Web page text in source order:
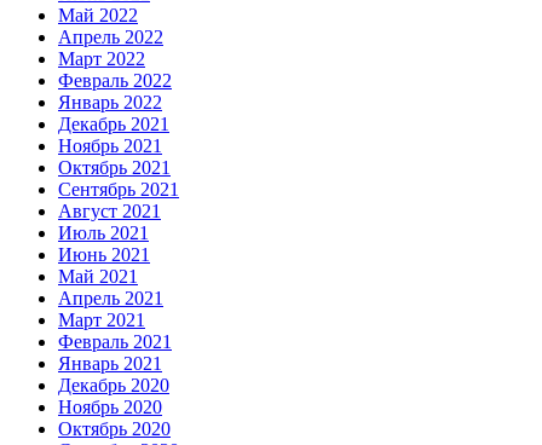
Май 2022
Апрель 2022
Март 2022
Февраль 2022
Январь 2022
Декабрь 2021
Ноябрь 2021
Октябрь 2021
Сентябрь 2021
Август 2021
Июль 2021
Июнь 2021
Май 2021
Апрель 2021
Март 2021
Февраль 2021
Январь 2021
Декабрь 2020
Ноябрь 2020
Октябрь 2020